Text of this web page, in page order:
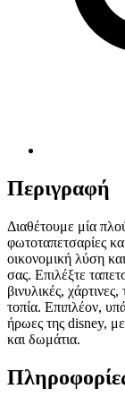
Περιγραφή
Διαθέτουμε μία
φωτοταπετσαρίες
οικονομική λύση
σας. Επιλέξτε
βινυλικές,
τοπία. Επιπλέον,
ήρωες της disney, με
και δωμάτια.